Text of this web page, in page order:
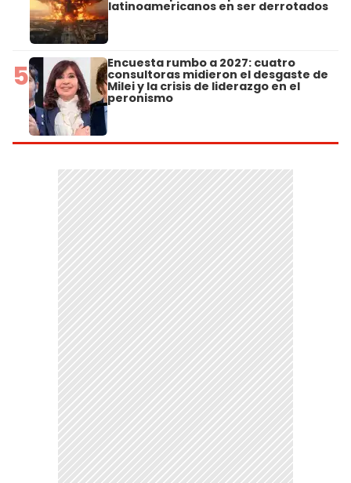
latinoamericanos en ser derrotados
5 Encuesta rumbo a 2027: cuatro
consultoras midieron el desgaste de
Milei y la crisis de liderazgo en el
peronismo